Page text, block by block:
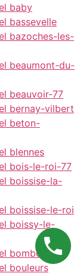
baby
bassevelle
bazoches-les-
beaumont-du-
beauvoir-77
bernay-vilbert
beton-
blennes
bois-le-roi-77
boissise-la-
boissise-le-roi
boissy-le-
bombon
bouleurs